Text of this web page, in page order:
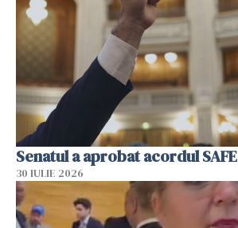
Senatul a aprobat acordul SAFE
30 IULIE 2026